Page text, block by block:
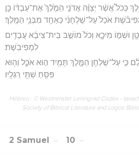
כְּכֹל֩ אֲשֶׁ֨ר יְצַוֶּ֜ה אֲדֹנִ֤י הַמֶּ֙לֶךְ֙ אֶת־עַבְדּ֔וֹ כֵּ֖ן
אֹכֵל֙ עַל־שֻׁלְחָנִ֔י כְּאַחַ֖ד מִבְּנֵ֥י הַמֶּֽלֶךְ׃
וּשְׁמ֣וֹ מִיכָ֑א וְכֹל֙ מוֹשַׁ֣ב בֵּית־צִיבָ֔א עֲבָדִ֖ים
לִמְפִיבֹֽשֶׁת׃
כִּ֣י עַל־שֻׁלְחַ֥ן הַמֶּ֛לֶךְ תָּמִ֖יד ה֣וּא אֹכֵ֑ל וְה֥וּא
פִּסֵּ֖חַ שְׁתֵּ֥י רַגְלָֽיו׃
Hébreu : © Westminster Leningrad Codex -
Society of Biblical Literature and Logos
2 Samuel 10